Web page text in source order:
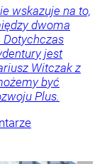
wskazuje na to,
dwoma
jest
Witczak z
być
Plus.